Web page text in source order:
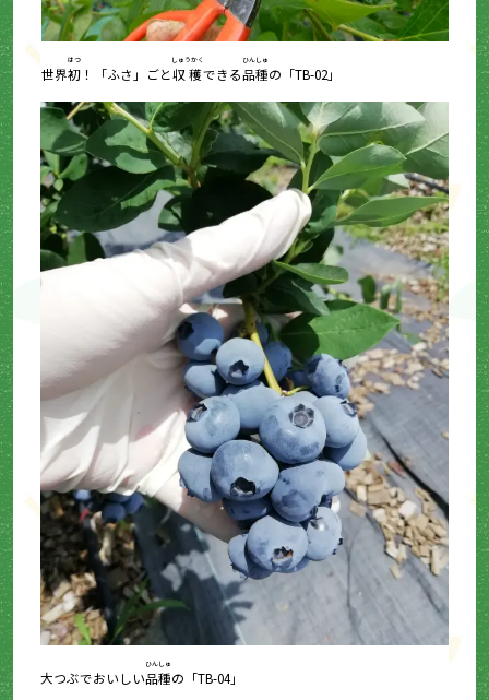
世界初
はつ
！「ふさ」ごと収穫
しゅうかく
できる品種
ひんしゅ
の「TB-02」
大つぶでおいしい品種
ひんしゅ
の「TB-04」